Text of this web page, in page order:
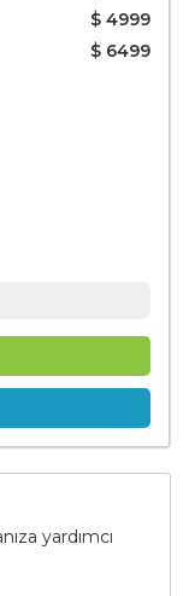
$ 4999
$ 6499
yardımcı